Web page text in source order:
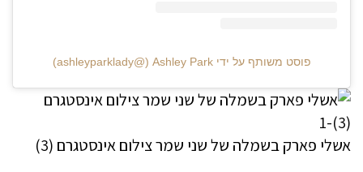
פוסט משותף על ידי ‏‎Ashley Park‎‏ (@‏‎ashleyparklady‎‏)
אשלי פארק בשמלה של שני שמר צילום אינסטגרם (3)